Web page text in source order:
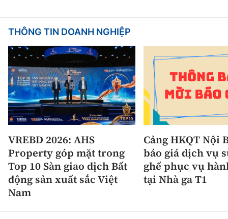
THÔNG TIN DOANH NGHIỆP
VREBD 2026: AHS
Property góp mặt trong
Top 10 Sàn giao dịch Bất
động sản xuất sắc Việt
Nam
Cảng HKQT Nội
báo giá dịch vụ
ghế phục vụ
tại Nhà ga T1